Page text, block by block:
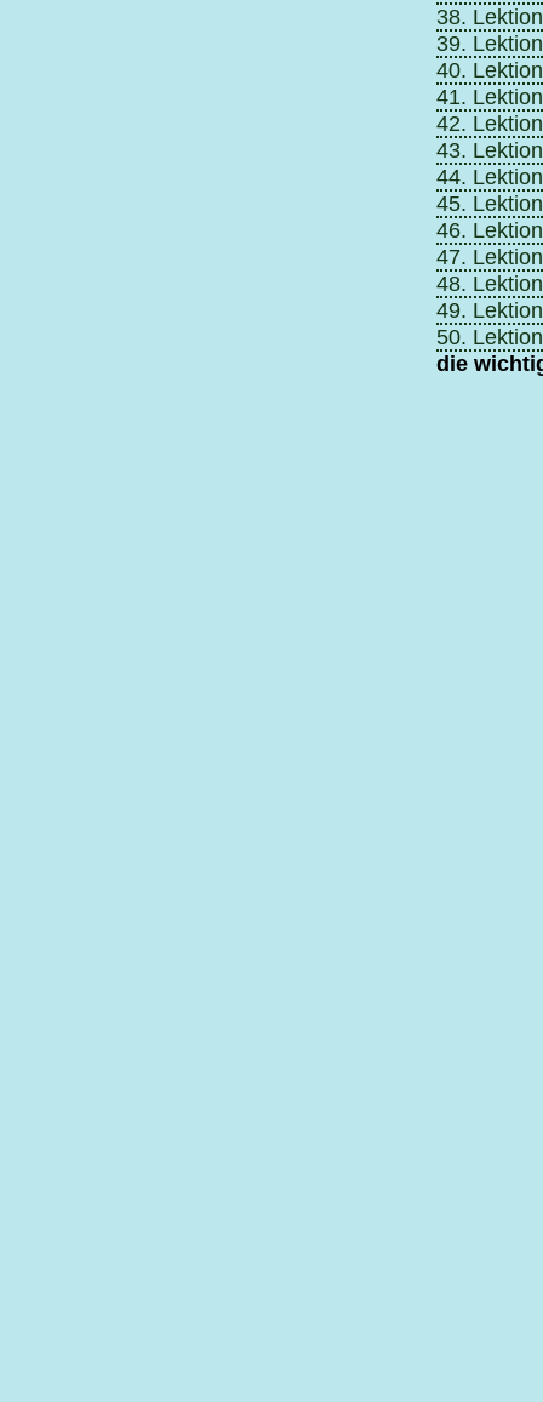
38. Lektion
39. Lektion
40. Lektion
41. Lektion
42. Lektion
43. Lektion
44. Lektion
45. Lektion
46. Lektion
47. Lektion
48. Lektion
49. Lektion
50. Lektion
die